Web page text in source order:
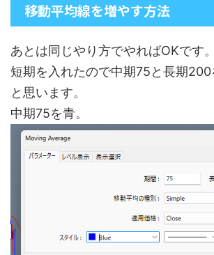
移動平均線を増やす方法
あとは同じやり方でやればOKです。
短期を入れたので中期75と長期
と思います。
中期75を青。